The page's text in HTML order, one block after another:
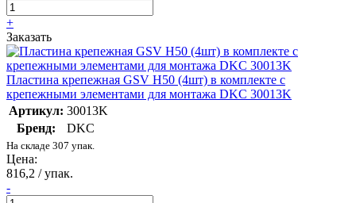
+
Заказать
Пластина крепежная GSV H50 (4шт) в комплекте с
крепежными элементами для монтажа DKC 30013K
Артикул: 30013K
Бренд:
DKC
На складе 307 упак.
Цена:
816,2 / упак.
-